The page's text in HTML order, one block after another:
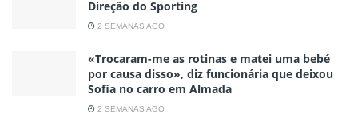
Direção do Sporting
2 SEMANAS AGO
«Trocaram-me as rotinas e matei uma bebé
por causa disso», diz funcionária que deixou
Sofia no carro em Almada
2 SEMANAS AGO